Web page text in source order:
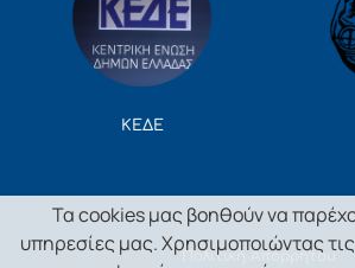
ΚΕΔΕ
Πολιτική Απορρήτου
Τα cookies μας βοηθούν να
υπηρεσίες μας. Χρησιμοποιώντας